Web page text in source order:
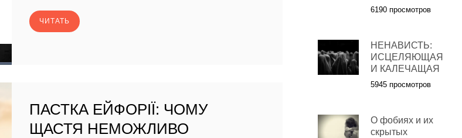
ЧИТАТЬ
ПАСТКА ЕЙФОРІЇ: ЧОМУ
ЩАСТЯ НЕМОЖЛИВО
6190 просмотров
НЕНАВИСТЬ:
ИСЦЕЛЯЮЩАЯ
И КАЛЕЧАЩАЯ
5945 просмотров
О фобиях и их
скрытых